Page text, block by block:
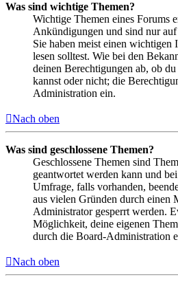
Was sind wichtige Themen?
Wichtige Themen eines Forums
Ankündigungen und sind nur auf
Sie haben meist einen wichtigen
lesen solltest. Wie bei den
deinen Berechtigungen ab, ob
kannst oder nicht; die
Administration ein.
Nach oben
Was sind geschlossene Themen?
Geschlossene Themen sind
geantwortet werden kann und
Umfrage, falls vorhanden,
aus vielen Gründen durch einen
Administrator gesperrt werden.
Möglichkeit, deine eigenen
durch die Board-Administration
Nach oben